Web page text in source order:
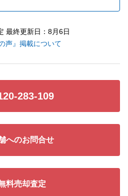
最終更新日：8月6日
声』掲載について
283-109
へのお問合せ
料売却査定